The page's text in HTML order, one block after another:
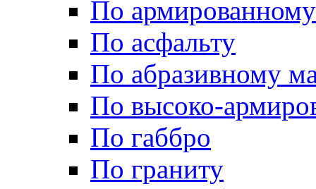
По
По асфальту
По абразивному
По высоко-
По габбро
По граниту